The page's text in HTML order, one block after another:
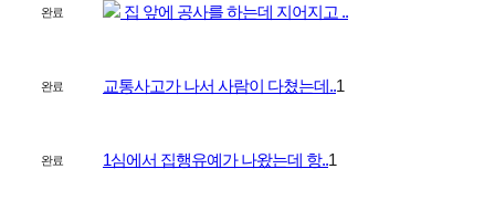
완료 집 앞에 공사를 하는데 지어지고 ..
완료 교통사고가 나서 사람이 다쳤는데..1
완료 1심에서 집행유예가 나왔는데 항..1